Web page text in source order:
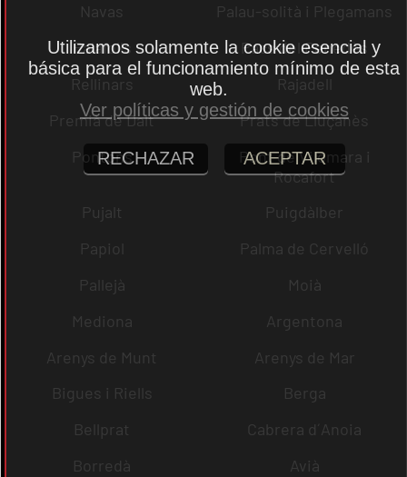
Navas
Palau-solità i Plegamans
Palafolls
Pacs del Penedès
Rellinars
Rajadell
Premià de Dalt
Prats de Lluçanès
Pontons
Pont de Vilomara i
Rocafort
Pujalt
Puigdàlber
Papiol
Palma de Cervelló
Pallejà
Moià
Mediona
Argentona
Arenys de Munt
Arenys de Mar
Bigues i Riells
Berga
Bellprat
Cabrera d´Anoia
Borredà
Avià
Utilizamos solamente la cookie esencial y
básica para el funcionamiento mínimo de esta
web.
Ver políticas y gestión de cookies
RECHAZAR ACEPTAR